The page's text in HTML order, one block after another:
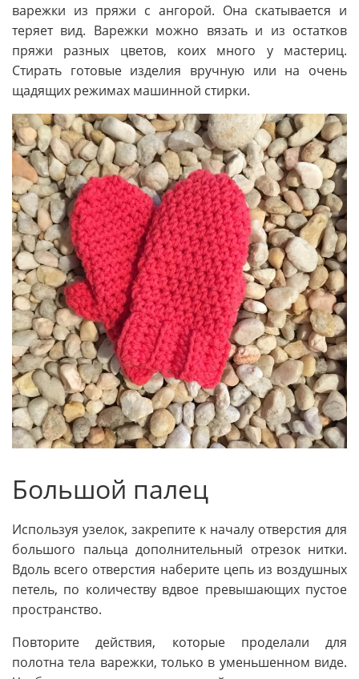
варежки из пряжи с ангорой. Она скатывается и
теряет вид. Варежки можно вязать и из остатков
пряжи разных цветов, коих много у мастериц.
Стирать готовые изделия вручную или на очень
щадящих режимах машинной стирки.
Большой палец
Используя узелок, закрепите к началу отверстия для
большого пальца дополнительный отрезок нитки.
Вдоль всего отверстия наберите цепь из воздушных
петель, по количеству вдвое превышающих пустое
пространство.
Повторите действия, которые проделали для
полотна тела варежки, только в уменьшенном виде.